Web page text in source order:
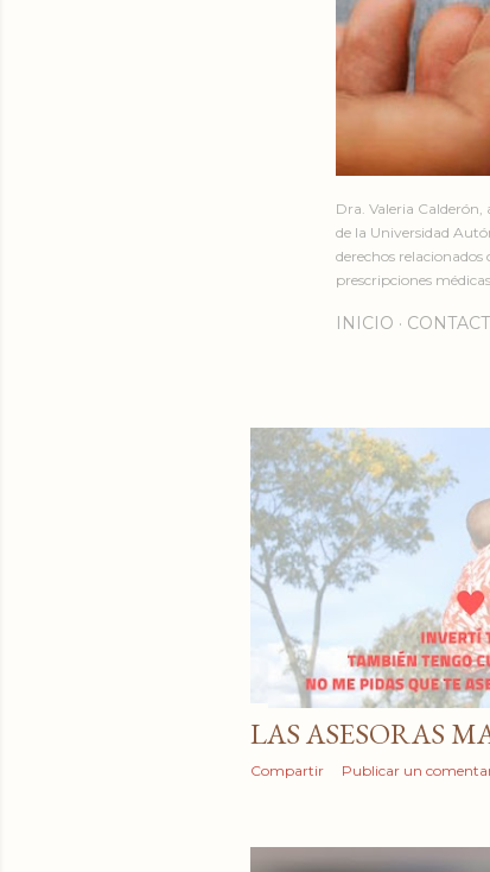
Dra. Valeria
de la Universidad
derechos
prescripciones
INICIO
E
n
t
d
a
LAS ASESORAS
Compartir Publicar un